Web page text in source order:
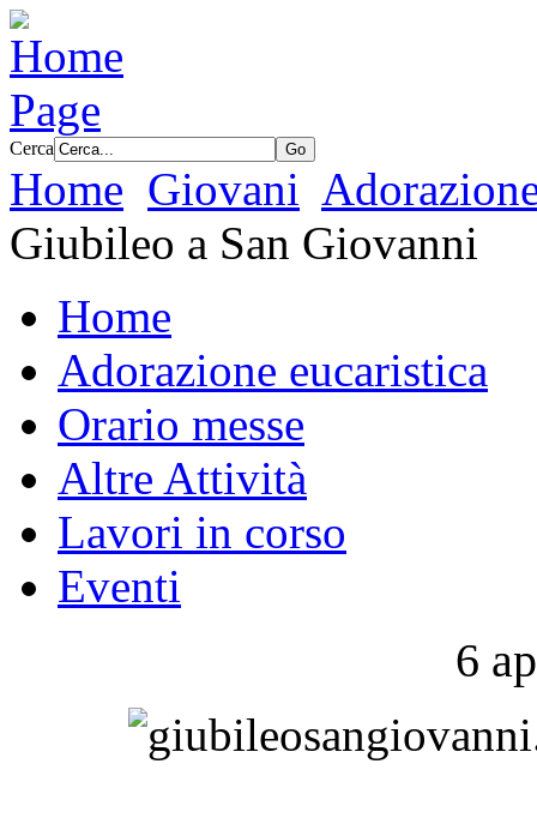
Cerca
Home Giovani
Giubileo a San Giovanni
Home
Adorazione eucaristica
Orario messe
Altre Attività
Lavori in corso
Eventi
6